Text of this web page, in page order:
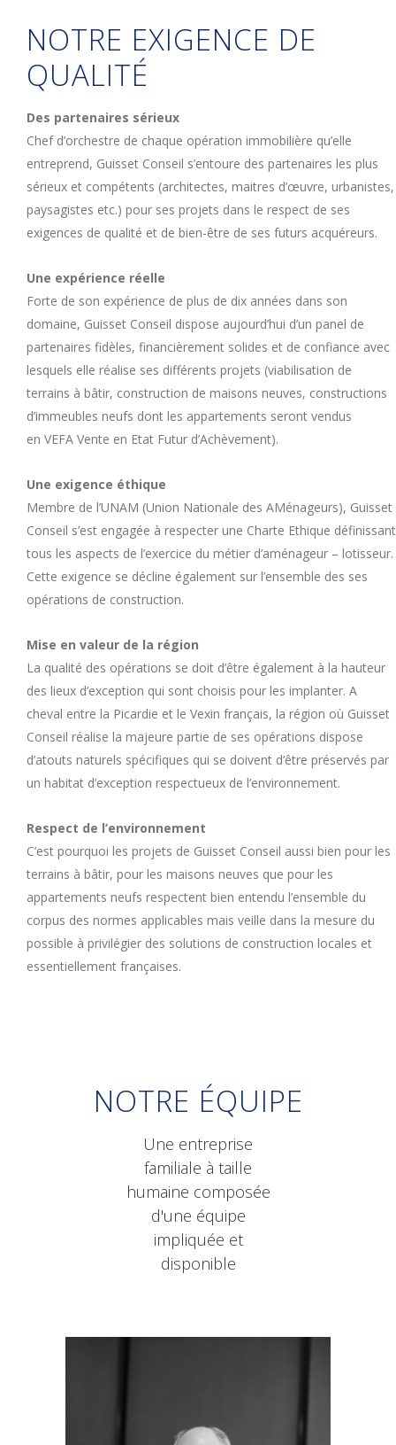
NOTRE EXIGENCE DE
QUALITÉ
Des partenaires sérieux
Chef d’orchestre de chaque opération immobilière qu’elle
entreprend, Guisset Conseil s’entoure des partenaires les plus
sérieux et compétents (architectes, maitres d’œuvre, urbanistes,
paysagistes etc.) pour ses projets dans le respect de ses
exigences de qualité et de bien-être de ses futurs acquéreurs.
Une expérience réelle
Forte de son expérience de plus de dix années dans son
domaine, Guisset Conseil dispose aujourd’hui d’un panel de
partenaires fidèles, financièrement solides et de confiance avec
lesquels elle réalise ses différents projets (viabilisation de
terrains à bâtir, construction de maisons neuves, constructions
d’immeubles neufs dont les appartements seront vendus
en VEFA Vente en Etat Futur d’Achèvement).
Une exigence éthique
Membre de l’UNAM (Union Nationale des AMénageurs), Guisset
Conseil s’est engagée à respecter une Charte Ethique définissant
tous les aspects de l’exercice du métier d’aménageur – lotisseur.
Cette exigence se décline également sur l’ensemble des ses
opérations de construction.
Mise en valeur de la région
La qualité des opérations se doit d’être également à la hauteur
des lieux d’exception qui sont choisis pour les implanter. A
cheval entre la Picardie et le Vexin français, la région où Guisset
Conseil réalise la majeure partie de ses opérations dispose
d’atouts naturels spécifiques qui se doivent d’être préservés par
un habitat d’exception respectueux de l’environnement.
Respect de l’environnement
C’est pourquoi les projets de Guisset Conseil aussi bien pour les
terrains à bâtir, pour les maisons neuves que pour les
appartements neufs respectent bien entendu l’ensemble du
corpus des normes applicables mais veille dans la mesure du
possible à privilégier des solutions de construction locales et
essentiellement françaises.
NOTRE ÉQUIPE
Une entreprise
familiale à taille
humaine composée
d'une équipe
impliquée et
disponible